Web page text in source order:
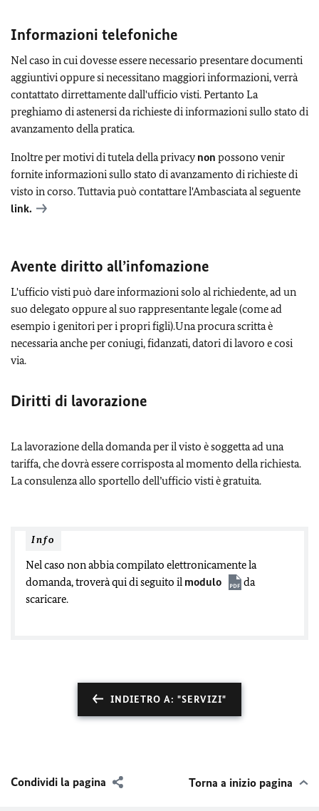
Informazioni telefoniche
Nel caso in cui dovesse essere necessario presentare documenti
aggiuntivi oppure si necessitano maggiori informazioni, verrà
contattato dirrettamente dall'ufficio visti. Pertanto La
preghiamo di astenersi da richieste di informazioni sullo stato di
avanzamento della pratica.
Inoltre per motivi di tutela della privacy non possono venir
fornite informazioni sullo stato di avanzamento di richieste di
visto in corso. Tuttavia può contattare l'Ambasciata al seguente
link.
Avente diritto all’infomazione
L'ufficio visti può dare informazioni solo al richiedente, ad un
suo delegato oppure al suo rappresentante legale (come ad
esempio i genitori per i propri figli).Una procura scritta è
necessaria anche per coniugi, fidanzati, datori di lavoro e cosi
via.
Diritti di lavorazione
La lavorazione della domanda per il visto è soggetta ad una
tariffa, che dovrà essere corrisposta al momento della richiesta.
La consulenza allo sportello dell’ufficio visti è gratuita.
Info
Nel caso non abbia compilato elettronicamente la
domanda, troverà qui di seguito il modulo
da
scaricare.
INDIETRO A: "SERVIZI"
Condividi la pagina Torna a inizio pagina